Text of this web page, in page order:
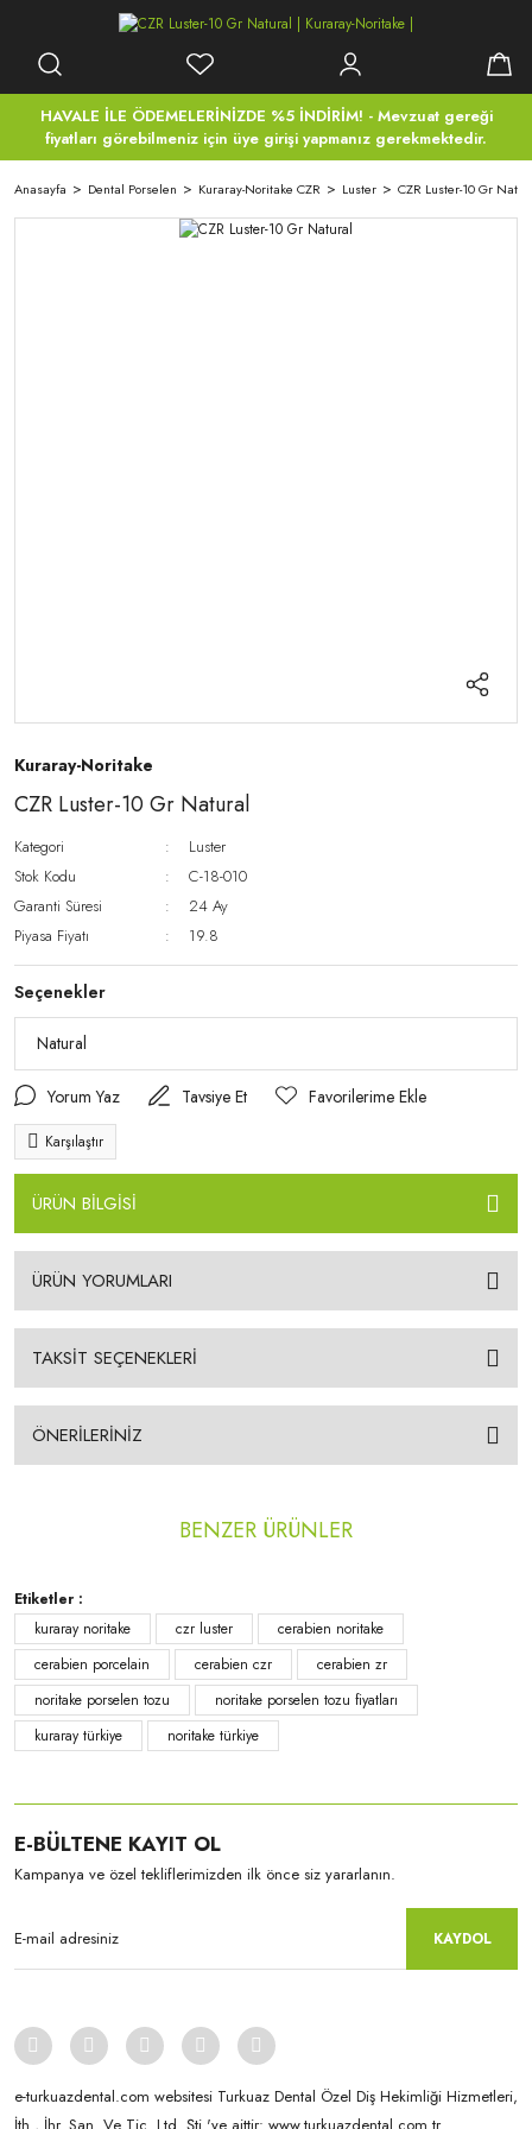
HAVALE İLE ÖDEMELERİNİZDE %5 İNDİRİM! - Mevzuat gereği
fiyatları görebilmeniz için üye girişi yapmanız gerekmektedir.
Anasayfa Dental Porselen Kuraray-Noritake CZR Luster CZR Luster-10 Gr
Kuraray-Noritake
CZR Luster-10 Gr Natural
Kategori
Luster
Stok Kodu
C-18-010
Garanti Süresi
24 Ay
Piyasa Fiyatı
19.8
Seçenekler
Yorum Yaz Tavsiye Et
Karşılaştır
ÜRÜN BİLGİSİ
ÜRÜN YORUMLARI
TAKSİT SEÇENEKLERİ
ÖNERİLERİNİZ
BENZER ÜRÜNLER
CZR Luster-50 Gr ELT2
Etiketler :
kuraray noritake
czr luster
cerabien noritake
cerabien porcelain
cerabien czr
cerabien zr
noritake porselen tozu
noritake porselen tozu fiyatları
kuraray türkiye
noritake türkiye
E-BÜLTENE KAYIT OL
Kampanya ve özel tekliflerimizden ilk önce siz yararlanın.
KAYDOL
e-turkuazdental.com websitesi Turkuaz Dental Özel Diş Hekimliği Hizmetleri,